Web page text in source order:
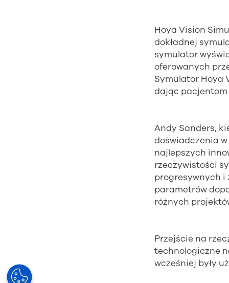
Hoya Vision
dokładnej
symulator
oferowanych
Symulator Hoya
dając pacjentom
Andy Sanders,
doświadczenia
najlepszych
rzeczywistości
progresywnych i
parametrów
różnych
Przejście na
technologiczne
wcześniej były